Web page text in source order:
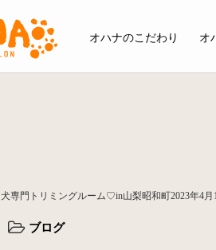
オハナのこだわり オ
犬専門トリミングルーム♡in山梨昭和町2023年4月
ブログ